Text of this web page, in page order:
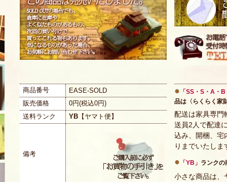
商品番号
EASE-SOLD
販売価格
0円(税込0円)
送料ランク
YB 【ヤマト便】
備考
● 「SS・S・A・
品は〈らくらく家
配送は家具専門
送員2人で配達
込み、開梱、宅
りまでいたしま
● 「YB」 ランクの
小さな商品は、